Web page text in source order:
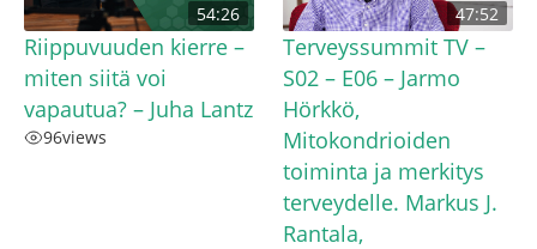
54:26
Riippuvuuden kierre –
miten siitä voi
vapautua? – Juha Lantz
96views
47:52
Terveyssummit TV –
S02 – E06 – Jarmo
Hörkkö,
Mitokondrioiden
toiminta ja merkitys
terveydelle. Markus J.
Rantala,